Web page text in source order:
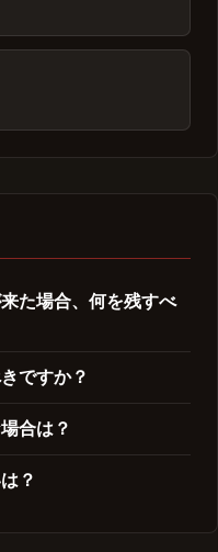
た場合、何を残すべ
ですか？
合は？
？